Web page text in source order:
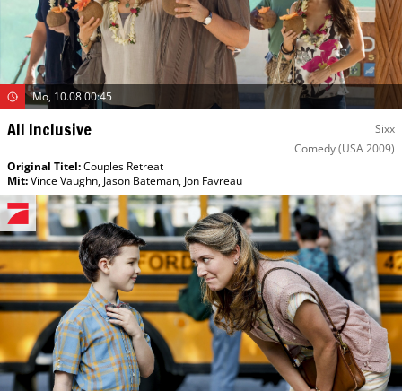
Mo, 10.08 00:45
All Inclusive
Sixx
Comedy(USA 2009)
Original Titel:Couples Retreat
Mit:Vince Vaughn, Jason Bateman, Jon Favreau